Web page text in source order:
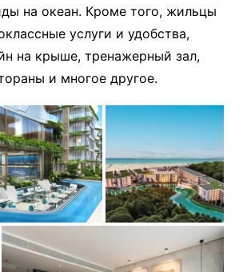
на океан. Кроме того, жильцы
услуги и удобства,
на крыше, тренажерный зал,
и многое другое.